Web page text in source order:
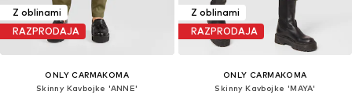
Z oblinami
RAZPRODAJA
ONLY CARMAKOMA
Skinny Kavbojke 'ANNE'
Z oblinami
RAZPRODAJA
ONLY CARMAKOMA
Skinny Kavbojke 'MAYA'